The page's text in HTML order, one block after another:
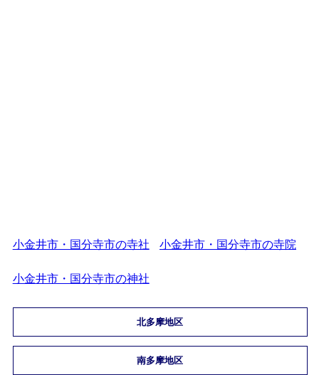
小金井市・国分寺市の寺社 小金井市・国分寺市の寺院
小金井市・国分寺市の神社
北多摩地区
南多摩地区